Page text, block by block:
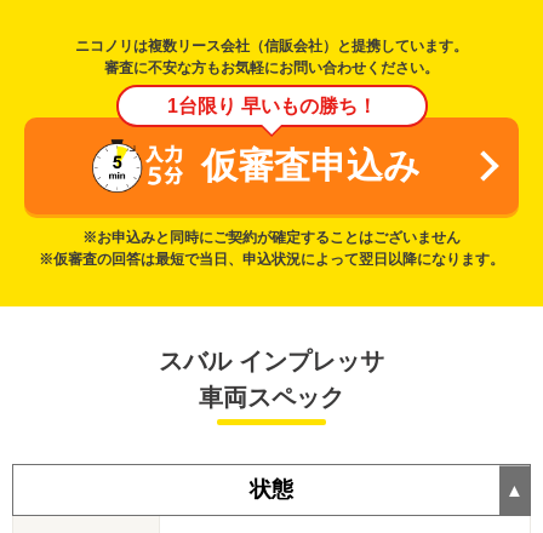
ニコノリは複数リース会社（信販会社）と提携しています。
審査に不安な方もお気軽にお問い合わせください。
1台限り 早いもの勝ち！
仮審査申込み
※お申込みと同時にご契約が確定することはございません
※仮審査の回答は最短で当日、申込状況によって翌日以降になります。
スバル インプレッサ
車両スペック
状態